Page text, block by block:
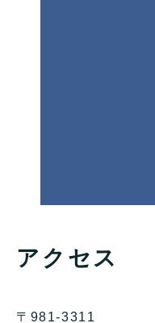
アクセス
〒981-3311